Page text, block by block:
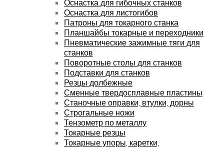
Оснастка для гибочных станков
Оснастка для листогибов
Патроны для токарного станка
Планшайбы токарные и переходники
Пневматические зажимные тяги для
станков
Поворотные столы для станков
Подставки для станков
Резцы долбежные
Сменные твердосплавные пластины
Станочные оправки, втулки, дорны
Строгальные ножи
Тензометр по металлу
Токарные резцы
Токарные упоры, каретки,